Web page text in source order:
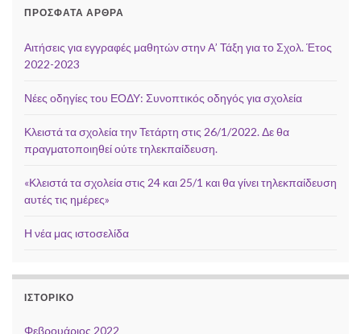
ΠΡΌΣΦΑΤΑ ΆΡΘΡΑ
Αιτήσεις για εγγραφές μαθητών στην Α’ Τάξη για το Σχολ. Έτος
2022-2023
Νέες οδηγίες του ΕΟΔΥ: Συνοπτικός οδηγός για σχολεία
Κλειστά τα σχολεία την Τετάρτη στις 26/1/2022. Δε θα
πραγματοποιηθεί ούτε τηλεκπαίδευση.
«Κλειστά τα σχολεία στις 24 και 25/1 και θα γίνει τηλεκπαίδευση
αυτές τις ημέρες»
Η νέα μας ιστοσελίδα
ΙΣΤΟΡΙΚΌ
Φεβρουάριος 2022